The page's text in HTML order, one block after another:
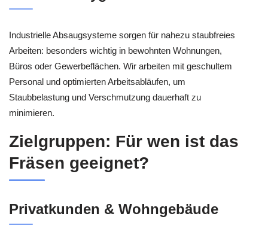
Industrielle Absaugsysteme sorgen für nahezu staubfreies
Arbeiten: besonders wichtig in bewohnten Wohnungen,
Büros oder Gewerbeflächen. Wir arbeiten mit geschultem
Personal und optimierten Arbeitsabläufen, um
Staubbelastung und Verschmutzung dauerhaft zu
minimieren.
Zielgruppen: Für wen ist das
Fräsen geeignet?
Privatkunden & Wohngebäude